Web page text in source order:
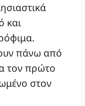
και
πάνω από
τον πρώτο
στον